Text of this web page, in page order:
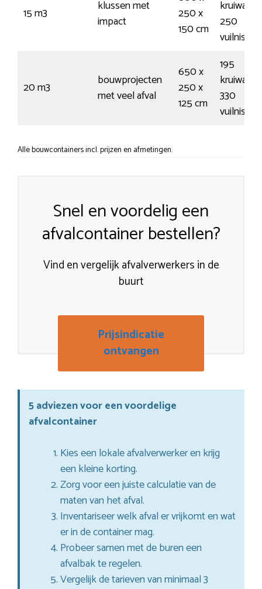
15 m3
klussen met
impact
250 x
150 cm
250
20 m3
bouwprojecten
met veel afval
650 x
250 x
125 cm
195
330
Alle bouwcontainers incl. prijzen en afmetingen.
Snel en voordelig een
afvalcontainer bestellen?
Vind en vergelijk afvalverwerkers in de
buurt
Prijsindicatie
ontvangen
5 adviezen voor een voordelige
afvalcontainer
Kies een lokale afvalverwerker en krijg
een kleine korting.
Zorg voor een juiste calculatie van de
maten van het afval.
Inventariseer welk afval er vrijkomt en wat
er in de container mag.
Probeer samen met de buren een
afvalbak te regelen.
Vergelijk de tarieven van minimaal 3